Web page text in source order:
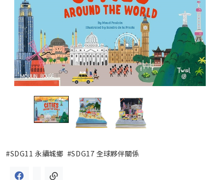
#SDG11 永續城鄉 #SDG17 全球夥伴關係